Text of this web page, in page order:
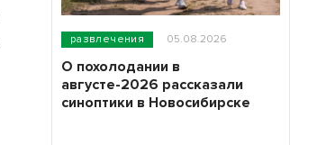
развлечения 05.08.2026
О похолодании в
августе-2026 рассказали
синоптики в Новосибирске